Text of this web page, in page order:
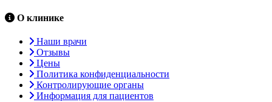
О клинике
Наши врачи
Отзывы
Цены
Политика конфиденциальности
Контролирующие органы
Информация для пациентов